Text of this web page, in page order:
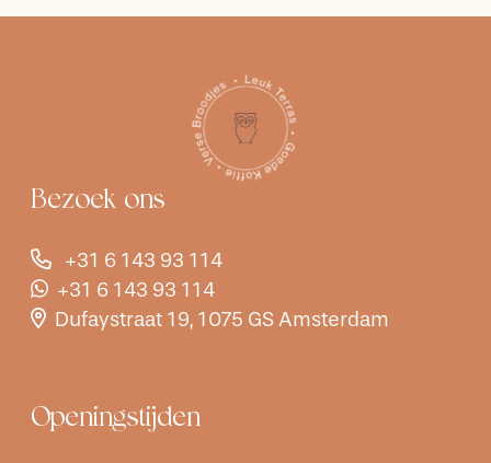
Bezoek ons
+31 6 143 93 114
+31 6 143 93 114
Dufaystraat 19, 1075 GS Amsterdam
Openingstijden